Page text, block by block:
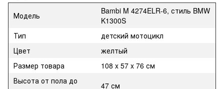
Модель
Bambi M 4274ELR-6, стиль BMW
K1300S
Тип
детский мотоцикл
Цвет
желтый
Размер товара
108 x 57 x 76 см
Высота от пола до
47 см